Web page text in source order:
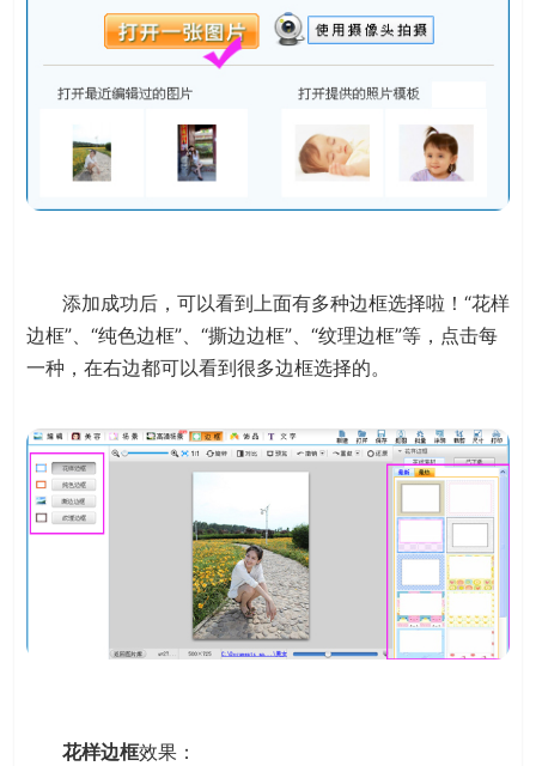
添加成功后，可以看到上面有多种边框选择啦！“花样
边框”、“纯色边框”、“撕边边框”、“纹理边框”等，点击每
一种，在右边都可以看到很多边框选择的。
花样边框效果：